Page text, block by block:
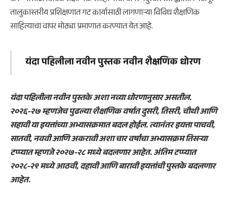
तालुकास्तरीय प्रशिक्षणात गट कार्यासाठी लागणाऱ्या विविध शैक्षणिक
साहित्याचा वापर मोठ्या प्रमाणात करण्यात येत आहे.
यंदा पहिलीला नवीन पुस्तक नवीन शैक्षणिक धोरण
यंदा पहिलीला नवीन पुस्तके अशा नव्या धोरणानुसार असतील.
२०२६-२७ म्हणजेच पुढल्या शैक्षणिक वर्षात दुसरी, तिसरी, चौथी आणि
सहावी या इयत्तांच्या अभ्यासक्रमात बदल होईल. त्यानंतर इयत्ता पाचवी,
सातवी, नववी आणि अकरावी अशा चार वर्षांचा अभ्यासक्रम तिसऱ्या
टप्प्यात म्हणजे २०२७-२८ मध्ये बदलणार आहेत. अंतिम टप्प्यात
२०२८-२९ मध्ये आठवी, दहावी आणि बारावी इयत्तांची पुस्तके बदलणार
आहेत.